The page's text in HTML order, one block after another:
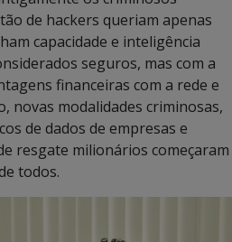
de hackers queriam apenas
capacidade e inteligência
seguros, mas com a
financeiras com a rede e
novas modalidades criminosas,
de dados de empresas e
resgate milionários começaram
todos.